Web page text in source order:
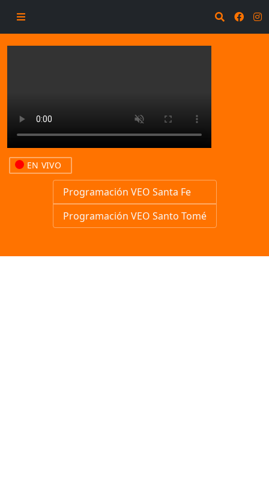
EN VIVO
Programación VEO Santa Fe
Programación VEO Santo Tomé